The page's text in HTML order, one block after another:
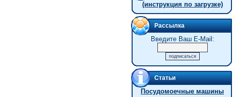
(инструкция по загрузке)
Рассылка
Введите Ваш E-Mail:
Статьи
Посудомоечные машины